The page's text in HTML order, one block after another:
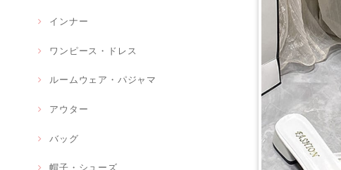
インナー
ワンピース・ドレス
ルームウェア・パジャマ
アウター
バッグ
帽子・シューズ